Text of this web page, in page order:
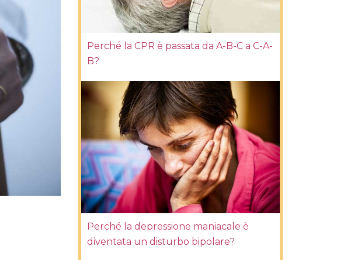
Perché la CPR è passata da A-B-C a C-A-
B?
Perché la depressione maniacale è
diventata un disturbo bipolare?